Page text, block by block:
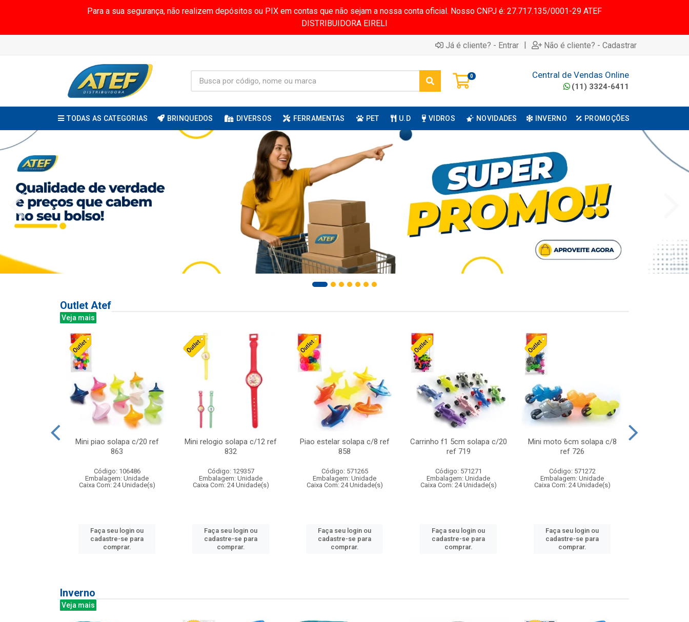
Para a sua segurança, não realizem depósitos ou PIX em contas que não sejam a nossa conta oficial. Nosso CNPJ é: 27.717.135/0001-29 ATEF
DISTRIBUIDORA EIRELI
Já é cliente? - Entrar | Não é cliente? - Cadastrar
0 Central de Vendas Online
(11) 3324-6411
TODAS AS CATEGORIAS BRINQUEDOS DIVERSOS FERRAMENTAS PET U.D VIDROS NOVIDADES INVERNO PROMOÇÕES
Outlet Atef
Veja mais
Mini piao solapa c/20 ref
863
Código: 106486
Embalagem: Unidade
Caixa Com: 24 Unidade(s)
Faça seu login ou
cadastre-se para
comprar.
Mini relogio solapa c/12 ref
832
Código: 129357
Embalagem: Unidade
Caixa Com: 24 Unidade(s)
Faça seu login ou
cadastre-se para
comprar.
Piao estelar solapa c/8 ref
858
Código: 571265
Embalagem: Unidade
Caixa Com: 24 Unidade(s)
Faça seu login ou
cadastre-se para
comprar.
Carrinho f1 5cm solapa c/20
ref 719
Código: 571271
Embalagem: Unidade
Caixa Com: 24 Unidade(s)
Faça seu login ou
cadastre-se para
comprar.
Mini moto 6cm solapa c/8
ref 726
Código: 571272
Embalagem: Unidade
Caixa Com: 24 Unidade(s)
Faça seu login ou
cadastre-se para
comprar.
Inverno
Veja mais